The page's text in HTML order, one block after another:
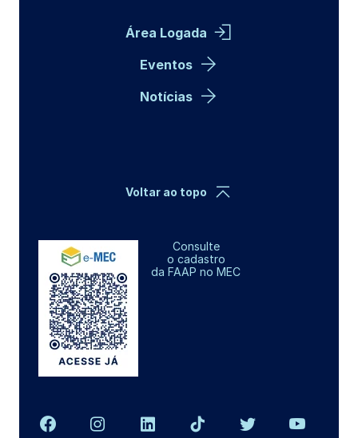
Área Logada
Eventos
Notícias
Consulte
o cadastro
da FAAP no MEC
Voltar ao topo